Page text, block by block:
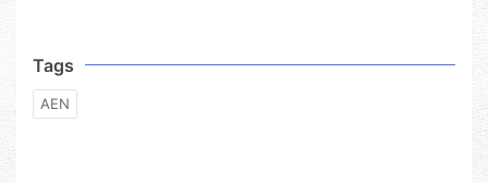
Tags
ΑΕΝ